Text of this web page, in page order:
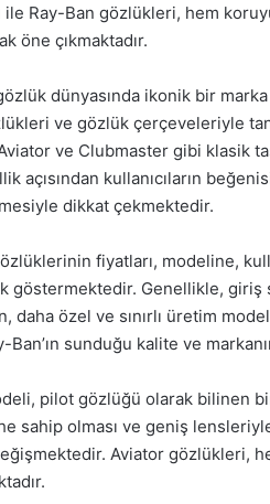
ile Ray-Ban gözlükleri, hem
öne çıkmaktadır.
dünyasında ikonik bir
ve gözlük çerçeveleriyle
ve Clubmaster gibi klasik
açısından kullanıcıların
dikkat çekmektedir.
fiyatları, modeline,
göstermektedir. Genellikle, giriş
daha özel ve sınırlı üretim
Ban’ın sunduğu kalite ve
pilot gözlüğü olarak bilinen
sahip olması ve geniş
Aviator gözlükleri,